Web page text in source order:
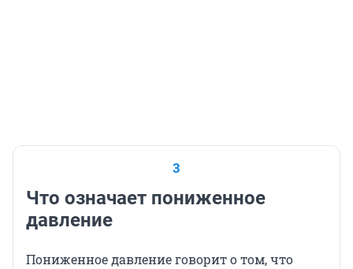
3
Что означает пониженное
давление
Пониженное давление говорит о том, что